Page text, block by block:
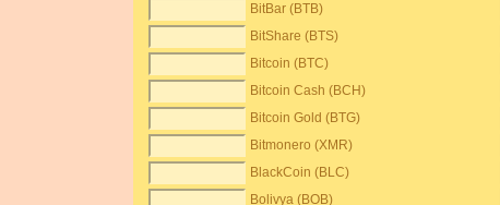
BitBar (BTB)
BitShare (BTS)
Bitcoin (BTC)
Bitcoin Cash (BCH)
Bitcoin Gold (BTG)
Bitmonero (XMR)
BlackCoin (BLC)
Bolivya (BOB)